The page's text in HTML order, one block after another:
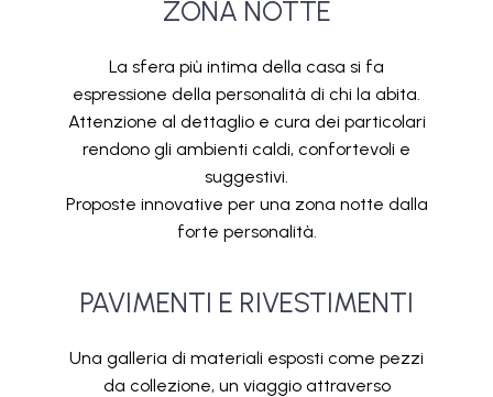
ZONA NOTTE
La sfera più intima della casa si fa
espressione della personalità di chi la abita.
Attenzione al dettaglio e cura dei particolari
rendono gli ambienti caldi, confortevoli e
suggestivi.
Proposte innovative per una zona notte dalla
forte personalità.
PAVIMENTI E RIVESTIMENTI
Una galleria di materiali esposti come pezzi
da collezione, un viaggio attraverso